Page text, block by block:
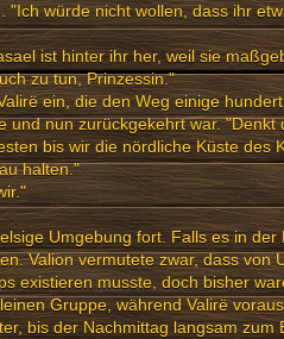
würde nicht wollen, dass ihr
ist hinter ihr her, weil sie
zu tun, Prinzessin."
ein, die den Weg einige
und nun zurückgekehrt war. "Denkt
bis wir die nördliche Küste des
halten."
Umgebung fort. Falls es in
Valion vermutete zwar, dass von
existieren musste, doch bisher
Gruppe, während Valirë
bis der Nachmittag langsam zum